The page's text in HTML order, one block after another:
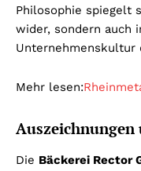
Philosophie spiegelt
wider, sondern auch
Unternehmenskultur
Mehr lesen:
Die Bäckerei Rector